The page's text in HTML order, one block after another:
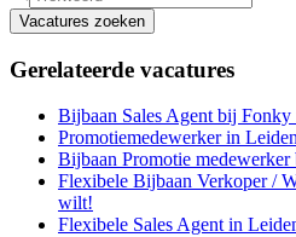
Vacatures zoeken
Gerelateerde vacatures
Bijbaan Sales Agent bij
Promotiemedewerker in
Bijbaan Promotie
Flexibele Bijbaan Verkoper /
wilt!
Flexibele Sales Agent in